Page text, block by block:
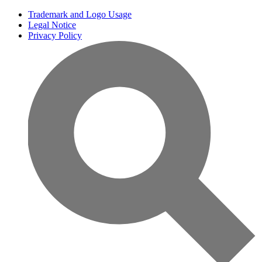
Trademark and Logo Usage
Legal Notice
Privacy Policy